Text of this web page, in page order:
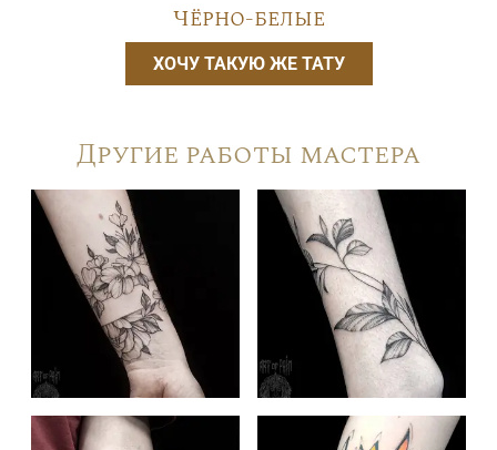
Чёрно-белые
ХОЧУ ТАКУЮ ЖЕ ТАТУ
Другие работы мастера